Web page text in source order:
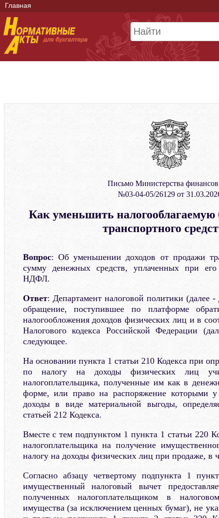
Главная
Письмо Министерства
№03-04-05/26129 от
Как уменьшить налогооблагаемую
транспортного
Вопрос: Об уменьшении доходов от продажи
сумму денежных средств, уплаченных при
НДФЛ.
Ответ: Департамент налоговой политики (далее -
обращение, поступившее по платформе
налогообложения доходов физических лиц и в
Налогового кодекса Российской Федерации
следующее.
На основании пункта 1 статьи 210 Кодекса при
по налогу на доходы физических лиц
налогоплательщика, полученные им как в
форме, или право на распоряжение которыми
доходы в виде материальной выгоды,
статьей 212 Кодекса.
Вместе с тем подпунктом 1 пункта 1 статьи 220
налогоплательщика на получение
налогу на доходы физических лиц при продаже, в
Согласно абзацу четвертому подпункта 1
имущественный налоговый вычет
полученных налогоплательщиком в
имущества (за исключением ценных бумаг), не